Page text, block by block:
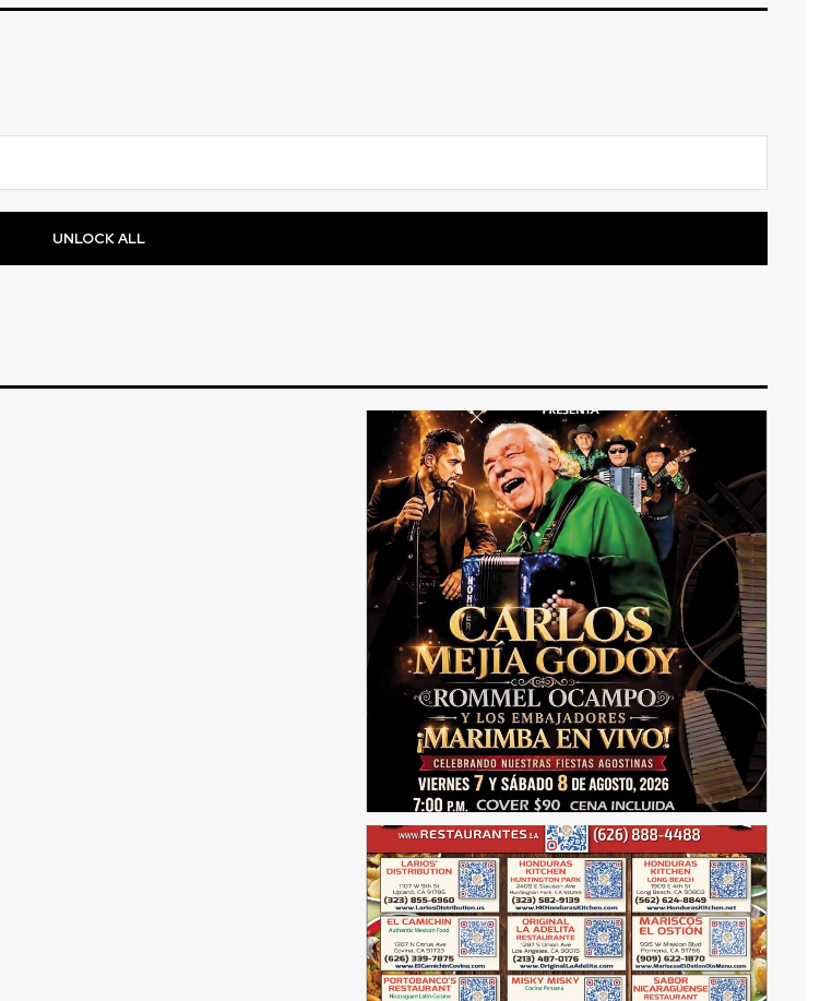
UNLOCK ALL